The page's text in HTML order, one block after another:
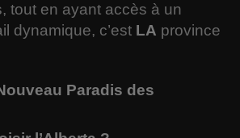
tout en ayant accès à un
dynamique, c’est LA province
Paradis des